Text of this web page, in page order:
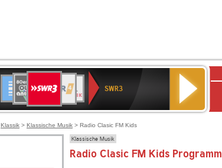
Deutschlandfunk
80er
90er
OLDIE
ANTENNE
4
KLASSIK
SWR
Kultur
NDR
2
SWR3
Klassik > Klassische Musik > Radio Clasic FM Kids
Klassische Musik
Radio Clasic FM Kids Programm